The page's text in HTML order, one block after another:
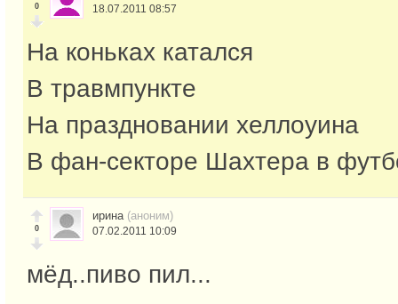
0 18.07.2011 08:57
На коньках катался
В травмпункте
На праздновании хеллоуина
В фан-секторе Шахтера в
0
ирина (аноним)
07.02.2011 10:09
мёд..пиво пил...